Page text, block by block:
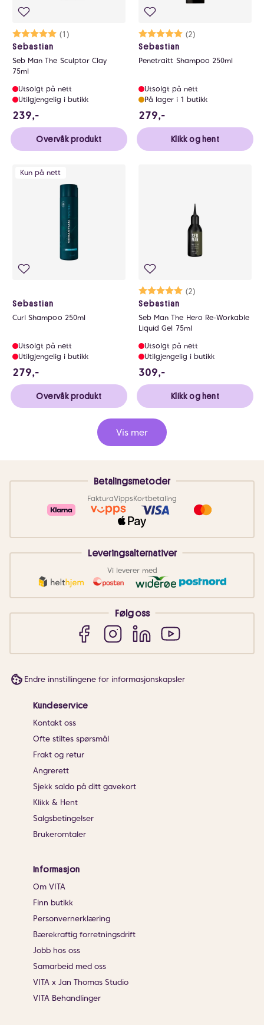
Karakter:
(1)
5.0 av 5 mulige
Sebastian
Seb Man The Sculptor Clay
75ml
Utsolgt på nett
Utilgjengelig i butikk
239,-
Overvåk produkt
Karakter:
(2)
5.0 av 5 mulige
Sebastian
Penetraitt Shampoo 250ml
Utsolgt på nett
På lager i 1 butikk
279,-
Klikk og hent
Kun på nett
Sebastian
Curl Shampoo 250ml
Utsolgt på nett
Utilgjengelig i butikk
279,-
Overvåk produkt
Karakter:
(2)
5.0 av 5 mulige
Sebastian
Seb Man The Hero Re-Workable
Liquid Gel 75ml
Utsolgt på nett
Utilgjengelig i butikk
309,-
Klikk og hent
Vis mer
Betalingsmetoder
FakturaVippsKortbetaling
Leveringsalternativer
Vi leverer med
Følg oss
Endre innstillingene for informasjonskapsler
Kundeservice
Kontakt oss
Ofte stiltes spørsmål
Frakt og retur
Angrerett
Sjekk saldo på ditt gavekort
Klikk & Hent
Salgsbetingelser
Brukeromtaler
Informasjon
Om VITA
Finn butikk
Personvernerklæring
Bærekraftig forretningsdrift
Jobb hos oss
Samarbeid med oss
VITA x Jan Thomas Studio
VITA Behandlinger